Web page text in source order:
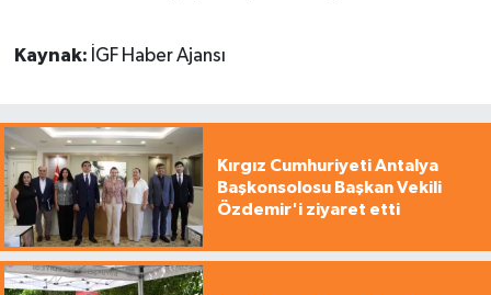
Kaynak: İGF Haber Ajansı
Kırgız Cumhuriyeti Antalya
Başkonsolosu Başkan Vekili
Özdemir'i ziyaret etti